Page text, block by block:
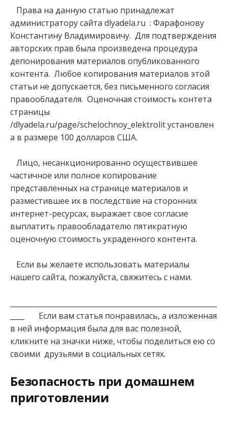
Права на данную статью принадлежат
администратору сайта dlyadela.ru : Фарафонову
Константину Владимировичу. Для подтверждения
авторских прав была произведена процедура
депонирования материалов опубликованного
контента. Любое копирования материалов этой
статьи не допускается, без письменного согласия
правообладателя. Оценочная стоимость контета
страницы
/dlyadela.ru/page/schelochnoy_elektrolit установлен
а в размере 100 долларов США.
Лицо, несанкционированно осуществившее
частичное или полное копирование
представленных на странице материалов и
разместившее их в последствие на сторонних
интернет-ресурсах, выражает свое согласие
выплатить правообладателю пятикратную
оценочную стоимость украденного контента.
Если вы желаете использовать материалы
нашего сайта, пожалуйста, свяжитесь с нами.
____ Если вам статья понравилась, а изложенная
в ней информация была для вас полезной,
кликните на значки ниже, чтобы поделиться ею со
своими друзьями в социальных сетях.
Безопасность при домашнем
приготовлении